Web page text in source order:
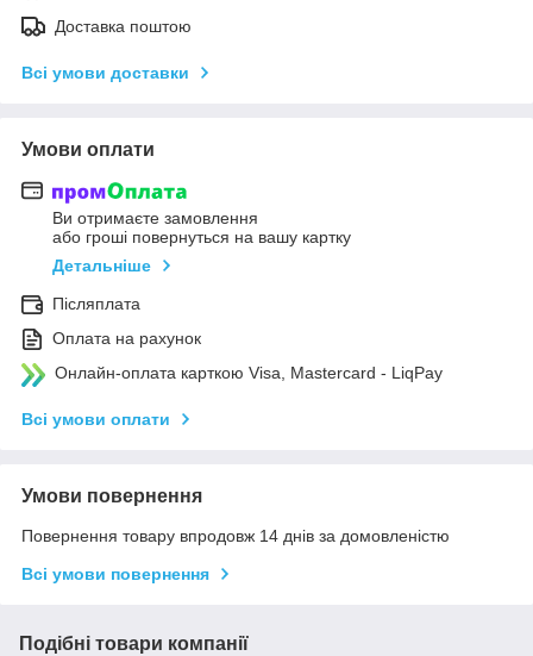
Доставка поштою
Всі умови доставки
Умови оплати
Ви отримаєте замовлення
або гроші повернуться на вашу картку
Детальніше
Післяплата
Оплата на рахунок
Онлайн-оплата карткою Visa, Mastercard - LiqPay
Всі умови оплати
Умови повернення
Повернення товару впродовж 14 днів за домовленістю
Всі умови повернення
Подібні товари компанії